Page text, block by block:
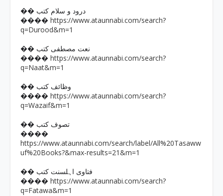
�� درود و سلام کتب
���� https://www.ataunnabi.com/search?
q=Durood&m=1
�� نعت مصطفی کتب
���� https://www.ataunnabi.com/search?
q=Naat&m=1
�� وظائف کتب
���� https://www.ataunnabi.com/search?
q=Wazaif&m=1
�� تصوف کتب
����
https://www.ataunnabi.com/search/label/All%20Tasaww
uf%20Books?&max-results=21&m=1
�� فتاوی اہلسنت کتب
���� https://www.ataunnabi.com/search?
q=Fatawa&m=1